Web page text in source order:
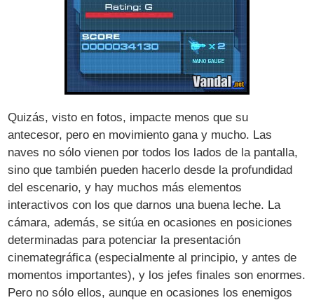
Quizás, visto en fotos, impacte menos que su
antecesor, pero en movimiento gana y mucho. Las
naves no sólo vienen por todos los lados de la pantalla,
sino que también pueden hacerlo desde la profundidad
del escenario, y hay muchos más elementos
interactivos con los que darnos una buena leche. La
cámara, además, se sitúa en ocasiones en posiciones
determinadas para potenciar la presentación
cinemategráfica (especialmente al principio, y antes de
momentos importantes), y los jefes finales son enormes.
Pero no sólo ellos, aunque en ocasiones los enemigos